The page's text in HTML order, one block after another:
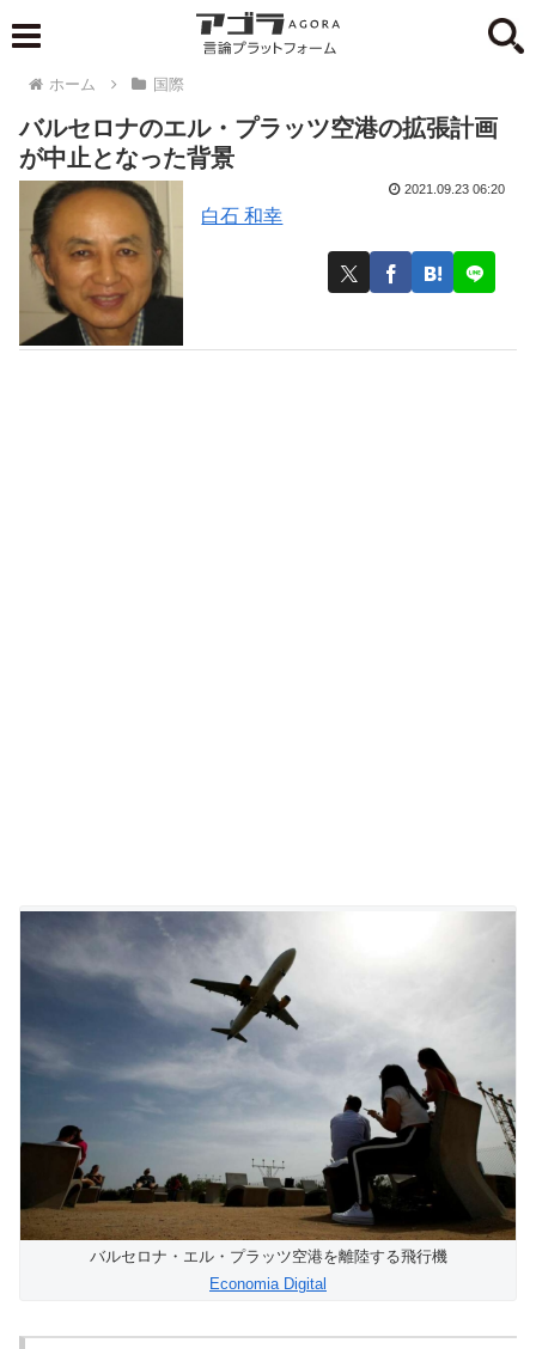
ホーム 国際
バルセロナのエル・プラッツ空港の拡張計画
が中止となった背景
白石 和幸
2021.09.23 06:20
バルセロナ・エル・プラッツ空港を離陸する飛行機
Economia Digital